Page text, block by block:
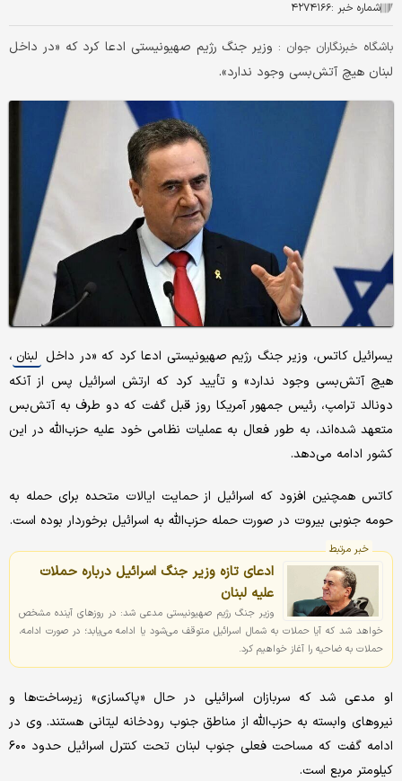
شماره خبر :۴۲۷۴۱۶۶
باشگاه خبرنگاران جوان : وزیر جنگ رژیم صهیونیستی ادعا کرد که «در داخل
لبنان هیچ آتش‌بسی وجود ندارد».
یسرائیل کاتس، وزیر جنگ رژیم صهیونیستی ادعا کرد که «در داخل لبنان ،
هیچ آتش‌بسی وجود ندارد» و تأیید کرد که ارتش اسرائیل پس از آنکه
دونالد ترامپ، رئیس جمهور آمریکا روز قبل گفت که دو طرف به آتش‌بس
متعهد شده‌اند، به طور فعال به عملیات نظامی خود علیه حزب‌الله در این
کشور ادامه می‌دهد.
کاتس همچنین افزود که اسرائیل از حمایت ایالات متحده برای حمله به
حومه جنوبی بیروت در صورت حمله حزب‌الله به اسرائیل برخوردار بوده است.
خبر مرتبط
ادعای تازه وزیر جنگ اسرائیل درباره حملات
علیه لبنان
وزیر جنگ رژیم صهیونیستی مدعی شد: در روزهای آینده مشخص
خواهد شد که آیا حملات به شمال اسرائیل متوقف می‌شود یا ادامه می‌یابد؛ در صورت ادامه،
حملات به ضاحیه را آغاز خواهیم کرد.
او مدعی شد که سربازان اسرائیلی در حال «پاکسازی» زیرساخت‌ها و
نیروهای وابسته به حزب‌الله از مناطق جنوب رودخانه لیتانی هستند. وی در
ادامه گفت که مساحت فعلی جنوب لبنان تحت کنترل اسرائیل حدود ۶۰۰
کیلومتر مربع است.